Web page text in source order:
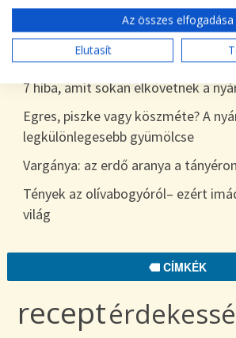
desszert
Tökszezon: sokoldalú alapanyagok
egészen télig
7 hiba, amit sokan elkövetnek a
Egres, piszke vagy köszméte? A
legkülönlegesebb gyümölcse
Vargánya: az erdő aranya a tányéron
Tények az olívabogyóról– ezért
világ
CÍMKÉK
recept
Az összes elfogadása
Elutasít